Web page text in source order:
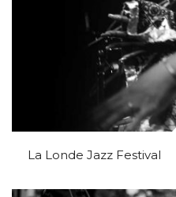
La Londe Jazz Festival